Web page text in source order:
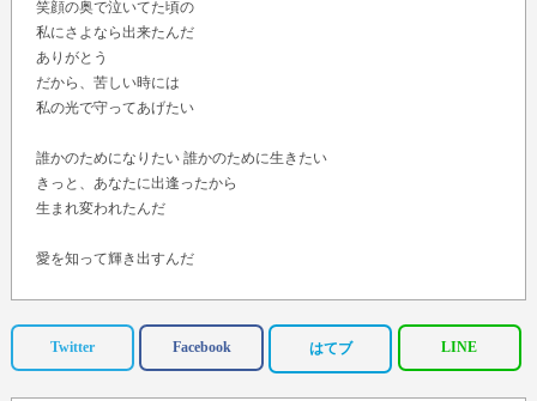
笑顔の奥で泣いてた頃の
私にさよなら出来たんだ
ありがとう
だから、苦しい時には
私の光で守ってあげたい
誰かのためになりたい 誰かのために生きたい
きっと、あなたに出逢ったから
生まれ変われたんだ
愛を知って輝き出すんだ
どうかずっと見守っていてね
Twitter Facebook はてブ LINE